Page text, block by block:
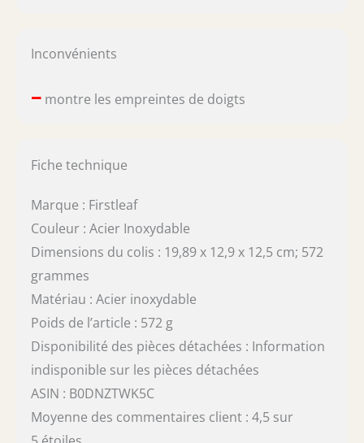
Inconvénients
–montre les empreintes de doigts
Fiche technique
Marque : Firstleaf
Couleur : Acier Inoxydable
Dimensions du colis : 19,89 x 12,9 x 12,5 cm; 572
grammes
Matériau : Acier inoxydable
Poids de l’article : 572 g
Disponibilité des pièces détachées : Information
indisponible sur les pièces détachées
ASIN : B0DNZTWK5C
Moyenne des commentaires client : 4,5 sur